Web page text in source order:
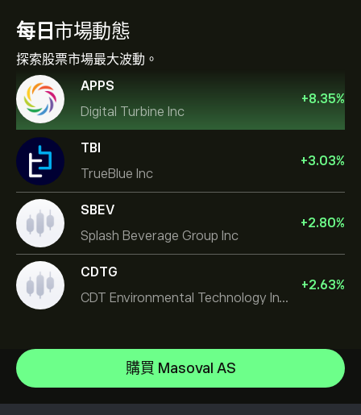
每日 市場動態
探索股票市場最大波動。
APPS
Digital Turbine Inc
+8.35%
TBI
TrueBlue Inc
+3.03%
SBEV
Splash Beverage Group Inc
+2.80%
CDTG
CDT Environmental Technology Investment Holdings L
+2.63%
購買 Masoval AS
Micron Technology, Inc.
Alphabet Inc Class A
JPMorgan Chase & Co
如何存款
如何提款
開設帳戶
CopyTrading 如何運作
負責任的交易
為什麼選擇 eToro